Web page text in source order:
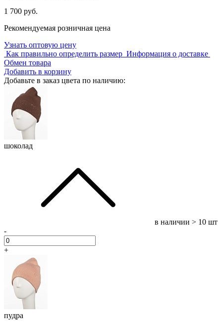
1 700 руб.
Рекомендуемая розничная цена
Узнать оптовую цену
Как правильно определить размер Информация о доставке
Обмен товара
Добавить в корзину
Добавьте в заказ цвета по наличию:
шоколад
в наличии > 10 шт
-
+
пудра